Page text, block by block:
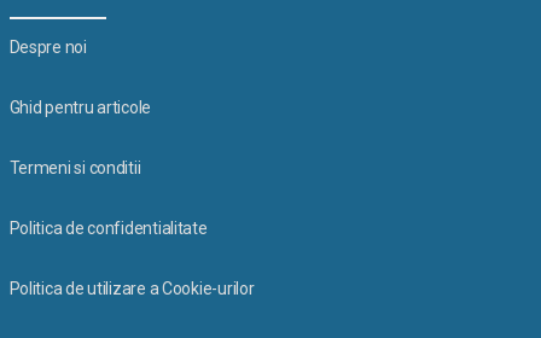
Despre noi
Ghid pentru articole
Termeni si conditii
Politica de confidentialitate
Politica de utilizare a Cookie-urilor